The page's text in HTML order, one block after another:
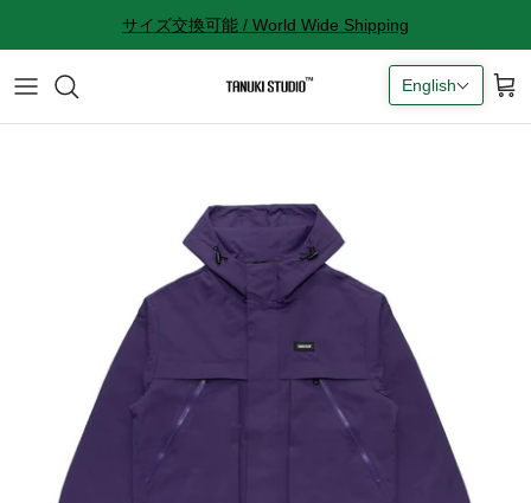
サイズ交換可能 / World Wide Shipping
All accessories
サイズ感に関して
購入完了メールが来ない
ギフトラッピングに関して
English